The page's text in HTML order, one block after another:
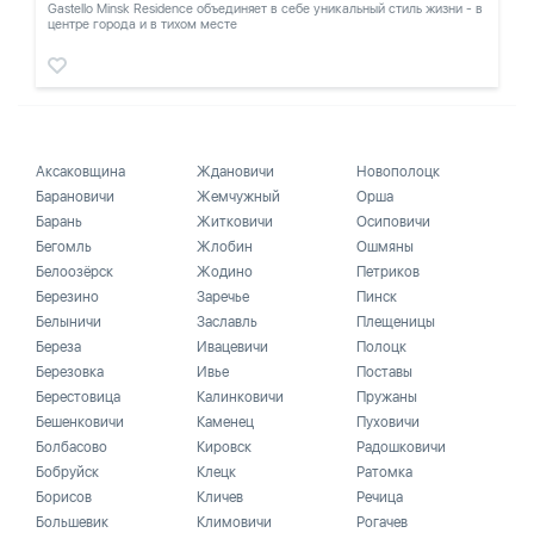
Gastello Minsk Residence объединяет в себе уникальный стиль жизни - в
центре города и в тихом месте
Аксаковщина
Барановичи
Барань
Бегомль
Белоозёрск
Березино
Белыничи
Береза
Березовка
Берестовица
Бешенковичи
Болбасово
Бобруйск
Борисов
Большевик
Ждановичи
Жемчужный
Житковичи
Жлобин
Жодино
Заречье
Заславль
Ивацевичи
Ивье
Калинковичи
Каменец
Кировск
Клецк
Кличев
Климовичи
Новополоцк
Орша
Осиповичи
Ошмяны
Петриков
Пинск
Плещеницы
Полоцк
Поставы
Пружаны
Пуховичи
Радошковичи
Ратомка
Речица
Рогачев